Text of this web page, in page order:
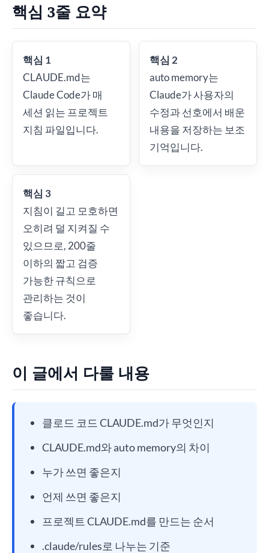
핵심 3줄 요약
핵심 1
CLAUDE.md는
Claude Code가 매
세션 읽는 프로젝트
지침 파일입니다.
핵심 2
auto memory는
Claude가 사용자의
수정과 선호에서 배운
내용을 저장하는 보조
기억입니다.
핵심 3
지침이 길고 모호하면
오히려 덜 지켜질 수
있으므로, 200줄
이하의 짧고 검증
가능한 규칙으로
관리하는 것이
좋습니다.
이 글에서 다룰 내용
클로드 코드 CLAUDE.md가 무엇인지
CLAUDE.md와 auto memory의 차이
누가 쓰면 좋은지
언제 쓰면 좋은지
프로젝트 CLAUDE.md를 만드는 순서
.claude/rules로 나누는 기준